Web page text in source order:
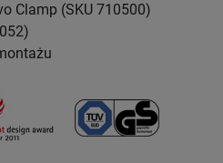
Clamp (SKU 710500)